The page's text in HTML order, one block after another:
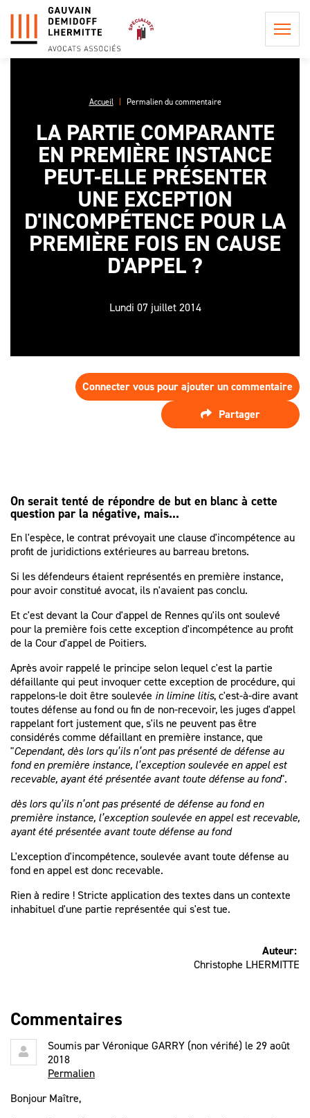
Accueil Permalien du commentaire
LA PARTIE COMPARANTE
EN PREMIÈRE INSTANCE
PEUT-ELLE PRÉSENTER
UNE EXCEPTION
D'INCOMPÉTENCE POUR LA
PREMIÈRE FOIS EN CAUSE
D'APPEL ?
Lundi 07 juillet 2014
Connecter vous pour ajouter un commentaire
Partager
On serait tenté de répondre de but en blanc à cette
question par la négative, mais...
En l'espèce, le contrat prévoyait une clause d'incompétence au
profit de juridictions extérieures au barreau bretons.
Si les défendeurs étaient représentés en première instance,
pour avoir constitué avocat, ils n'avaient pas conclu.
Et c'est devant la Cour d'appel de Rennes qu'ils ont soulevé
pour la première fois cette exception d'incompétence au profit
de la Cour d'appel de Poitiers.
Après avoir rappelé le principe selon lequel c'est la partie
défaillante qui peut invoquer cette exception de procédure, qui
rappelons-le doit être soulevée inlimine litis, c'est-à-dire avant
toutes défense au fond ou fin de non-recevoir, les juges d'appel
rappelant fort justement que, s'ils ne peuvent pas être
considérés comme défaillant en première instance, que
"Cependant, dès lors qu’ils n’ont pas présenté de défense au
fond en première instance, l’exception soulevée en appel est
recevable, ayant été présentée avant toute défense au fond".
dès lors qu’ils n’ont pas présenté de défense au fond en
première instance, l’exception soulevée en appel est recevable,
ayant été présentée avant toute défense au fond
L'exception d'incompétence, soulevée avant toute défense au
fond en appel est donc recevable.
Rien à redire ! Stricte application des textes dans un contexte
inhabituel d'une partie représentée qui s'est tue.
Auteur:
Christophe LHERMITTE
Commentaires
Soumis parVéronique GARRY (non vérifié) le 29 août
2018
Permalien
Bonjour Maître,
SOMMES-
PHILOSOPHIE
DU CABINET
POSTULATION ET
REPRÉSENTATION
CONSEIL EN
PROCÉDURE
CIVILE
PRÉCONTRACTUELLE
LES HONORAIRES DE
PROCÉDURES
D'UN